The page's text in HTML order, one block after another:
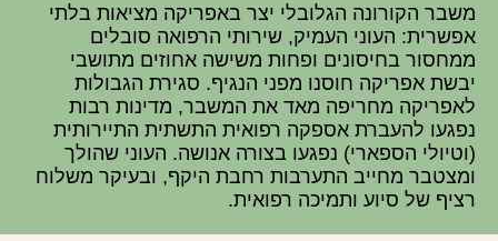
משבר הקורונה הגלובלי יצר באפריקה מציאות בלתי
אפשרית: העוני העמיק, שירותי הרפואה סובלים
ממחסור בחיסונים ופחות משישה אחוזים מתושבי
יבשת אפריקה חוסנו מפני הנגיף. סגירת הגבולות
לאפריקה מחריפה מאד את המשבר, מדינות רבות
נפגעו להעברת אספקה רפואית התשתית התיירותית
(וטיולי הספארי) נפגעו בצורה אנושה. העוני שהולך
ומצטבר מחייב התערבות רחבת היקף, ובעיקר משלוח
רציף של סיוע ותמיכה רפואית.